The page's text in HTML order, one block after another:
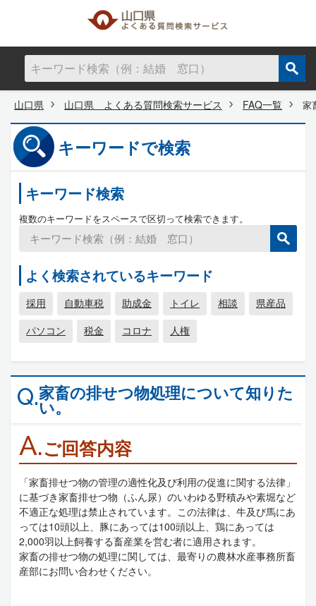
山口県 山口県 よくある質問検索サービス FAQ一覧 家
キーワードで検索
キーワード検索
複数のキーワードをスペースで区切って検索できます。
よく検索されているキーワード
採用 自動車税 助成金 トイレ 相談
県産品
パソコン
税金 コロナ 人権
Q.家畜の排せつ物処理について知りた
い。
A.ご回答内容
「家畜排せつ物の管理の適性化及び利用の促進に関する法律」
に基づき家畜排せつ物（ふん尿）のいわゆる野積みや素堀など
不適正な処理は禁止されています。この法律は、牛及び馬にあ
っては10頭以上、豚にあっては100頭以上、鶏にあっては
2,000羽以上飼養する畜産業を営む者に適用されます。
家畜の排せつ物の処理に関しては、最寄りの農林水産事務所畜
産部にお問い合わせください。